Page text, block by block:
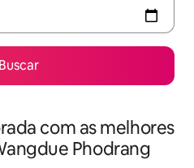
Buscar
com as melhores
Phodrang